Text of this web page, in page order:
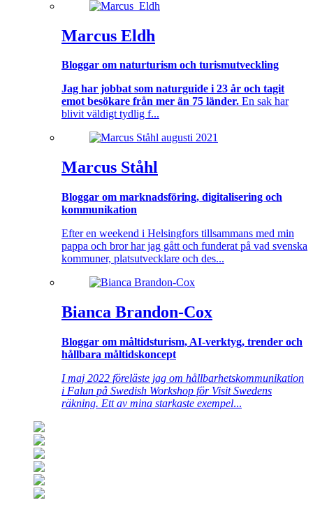
Marcus Eldh
Bloggar om naturturism och turismutveckling
Jag har jobbat som naturguide i 23 år och tagit
emot besökare från mer än 75 länder. En sak har
blivit väldigt tydlig f...
Marcus Ståhl
Bloggar om marknadsföring, digitalisering och
kommunikation
Efter en weekend i Helsingfors tillsammans med min
pappa och bror har jag gått och funderat på vad svenska
kommuner, platsutvecklare och des...
Bianca Brandon-Cox
Bloggar om måltidsturism, AI-verktyg, trender och
hållbara måltidskoncept
I maj 2022 föreläste jag om hållbarhetskommunikation
i Falun på Swedish Workshop för Visit Swedens
räkning. Ett av mina starkaste exempel...